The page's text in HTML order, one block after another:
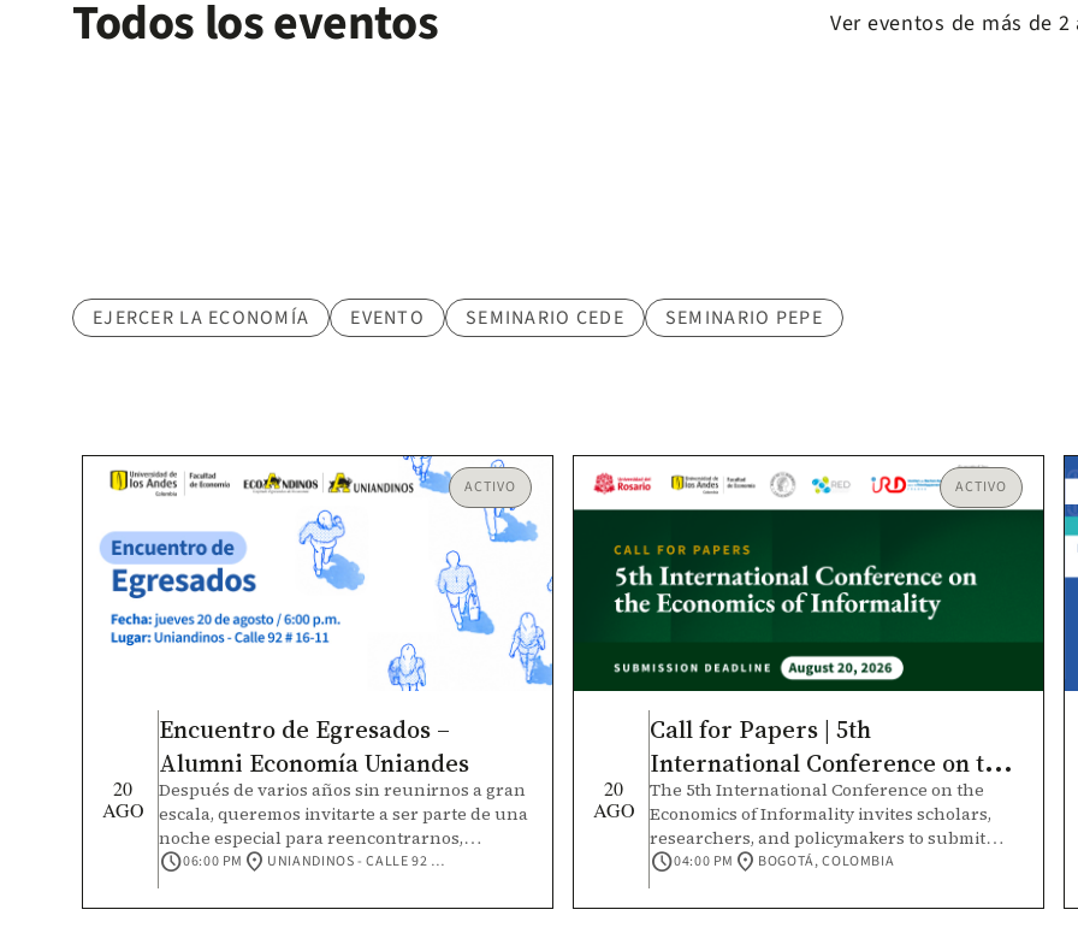
Todos los eventos Ver eventos de más de 2
TematicaEJERCER LA ECONOMÍA EVENTO SEMINARIO CEDE SEMINARIO PEPE
ACTIVO
20
AGO
Encuentro de Egresados –
Alumni Economía Uniandes
Después de varios años sin reunirnos a gran
escala, queremos invitarte a ser parte de una
noche especial para reencontrarnos,
fortalecer nuestra comunidad y seguir
Uniandes. Durante el encuentro
schedule06:00 PM location_on UNIANDINOS - CALLE 92 #16-11
ACTIVO
20
AGO
Call for Papers | 5th
International Conference on the
Economics of Informality
The 5th International Conference on the
Economics of Informality invites scholars,
researchers, and policymakers to submit
original research that contributes to a
economies and their role in economic
schedule04:00 PM location_on BOGOTÁ, COLOMBIA